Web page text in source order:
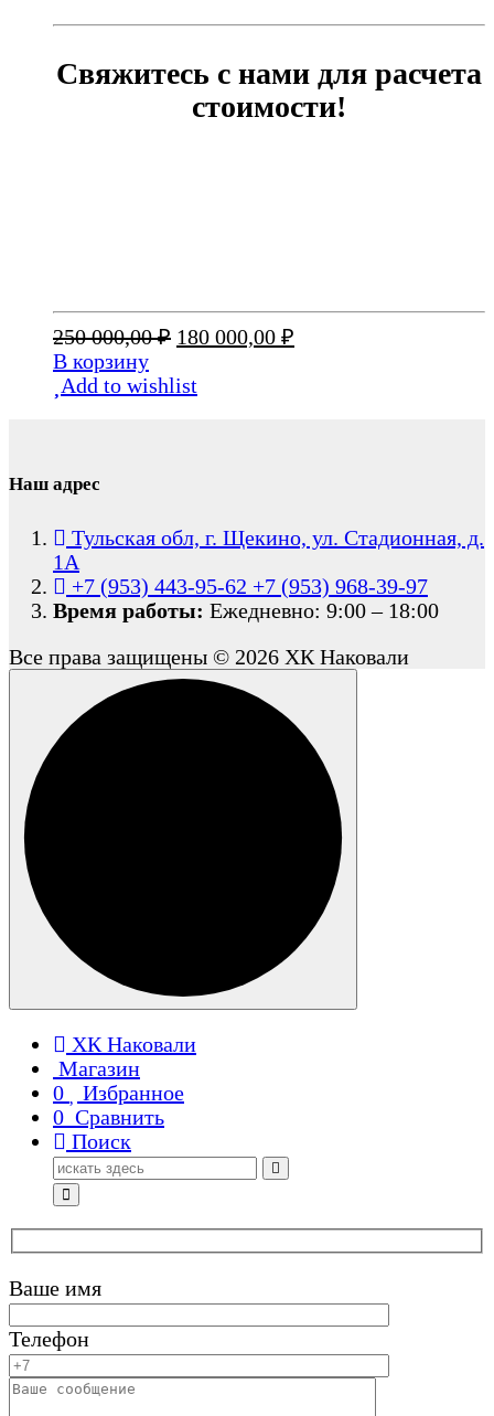
Свяжитесь с нами для расчета
стоимости!
250 000,00₽ Первоначальная
составляла
180 000,00 ₽
В корзину
Add to wishlist
Наш адрес
Тульская обл, г. Щекино, ул. Стадионная, д.
1А
+7 (953) 443-95-62 +7 (953) 968-39-97
Время работы: Ежедневно: 9:00 – 18:00
Все права защищены © 2026 ХК Наковали
ХК Наковали
Магазин
0
Избранное
0 Сравнить
Поиск
Поиск
для:
Ваше имя
Телефон